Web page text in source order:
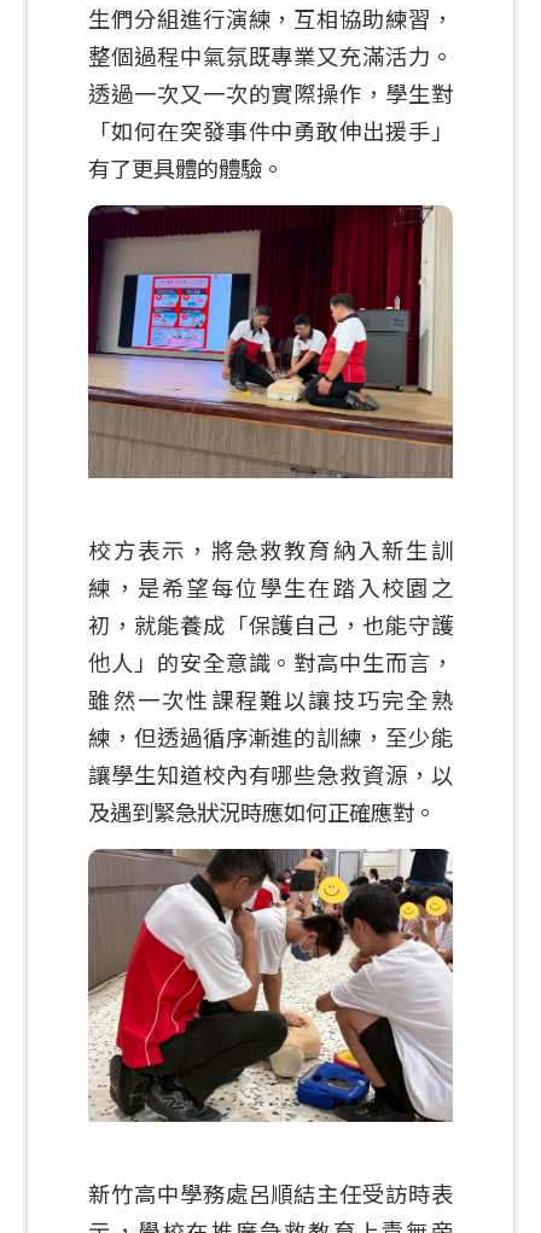
生們分組進行演練，互相協助練習，
整個過程中氣氛既專業又充滿活力。
透過一次又一次的實際操作，學生對
「如何在突發事件中勇敢伸出援手」
有了更具體的體驗。
校方表示，將急救教育納入新生訓
練，是希望每位學生在踏入校園之
初，就能養成「保護自己，也能守護
他人」的安全意識。對高中生而言，
雖然一次性課程難以讓技巧完全熟
練，但透過循序漸進的訓練，至少能
讓學生知道校內有哪些急救資源，以
及遇到緊急狀況時應如何正確應對。
新竹高中學務處呂順結主任受訪時表